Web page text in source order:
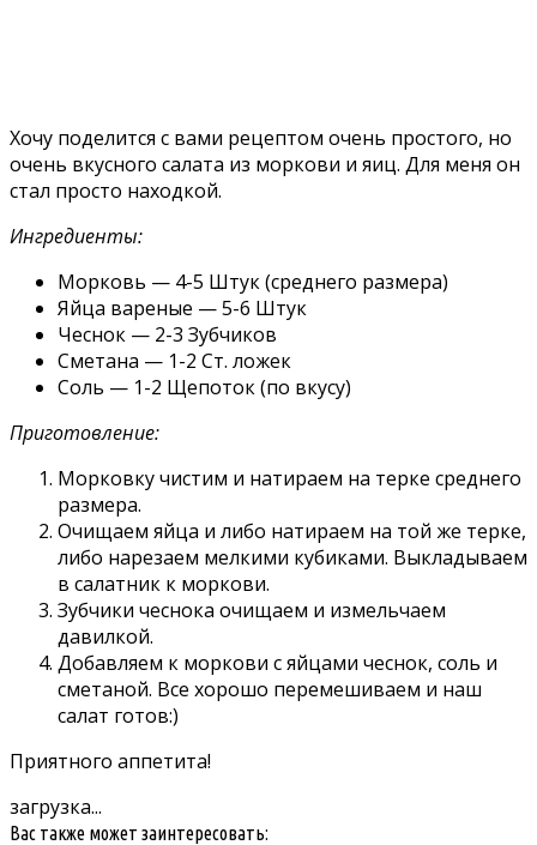
Хочу поделится с вами рецептом очень простого, но
очень вкусного салата из моркови и яиц. Для меня он
стал просто находкой.
Ингредиенты:
Морковь — 4-5 Штук (среднего размера)
Яйца вареные — 5-6 Штук
Чеснок — 2-3 Зубчиков
Сметана — 1-2 Ст. ложек
Соль — 1-2 Щепоток (по вкусу)
Приготовление:
Морковку чистим и натираем на терке среднего
размера.
Очищаем яйца и либо натираем на той же терке,
либо нарезаем мелкими кубиками. Выкладываем
в салатник к моркови.
Зубчики чеснока очищаем и измельчаем
давилкой.
Добавляем к моркови с яйцами чеснок, соль и
сметаной. Все хорошо перемешиваем и наш
салат готов:)
Приятного аппетита!
загрузка...
Вас также может заинтересовать: